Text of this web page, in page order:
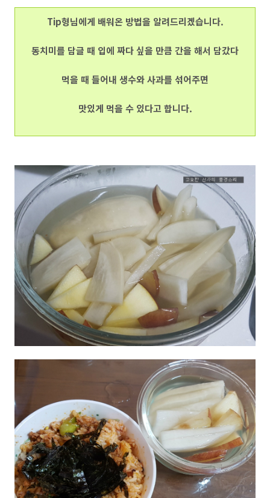
Tip형님에게 배워온 방법을 알려드리겠습니다.
동치미를 담글 때 입에 짜다 싶을 만큼 간을 해서 담갔다
먹을 때 들어내 생수와 사과를 섞어주면
맛있게 먹을 수 있다고 합니다.